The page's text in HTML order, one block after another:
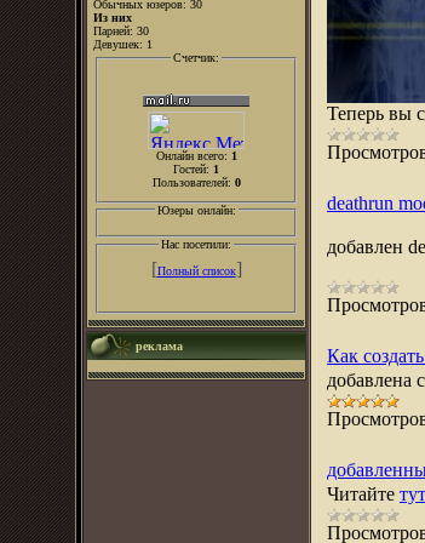
Обычных юзеров: 30
Из них
Парней: 30
Девушек: 1
Счетчик:
Онлайн всего: 1
Гостей: 1
Пользователей: 0
Юзеры онлайн:
Нас посетили:
[Полный список]
реклама
Теперь вы
deathrun
добавлен
Как
добавлена
Читайте